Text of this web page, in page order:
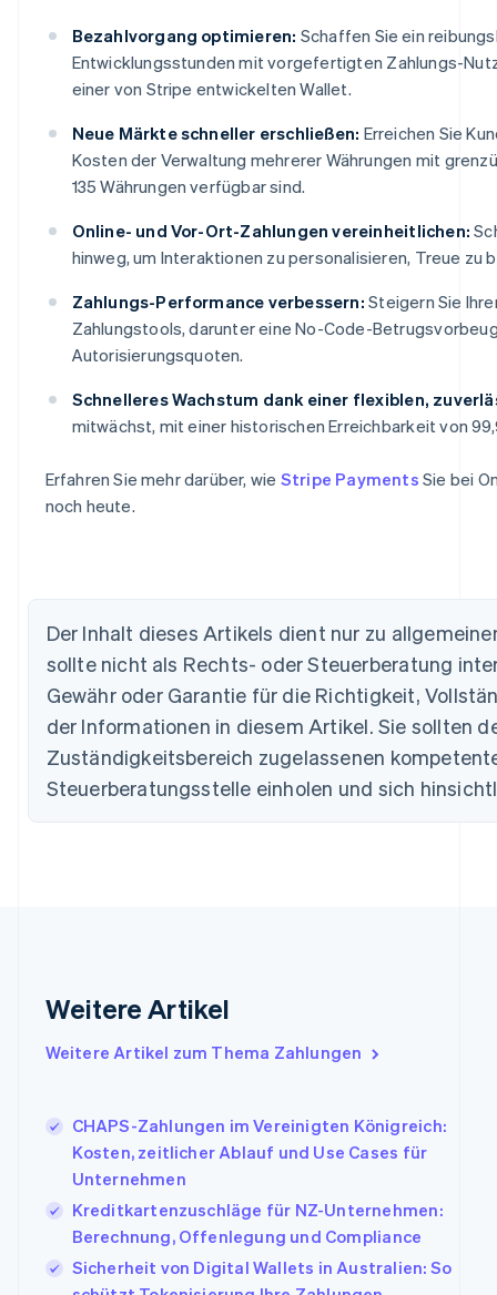
Bezahlvorgang optimieren: Schaffen Sie ein
Entwicklungsstunden mit vorgefertigten Zahlungs-
einer von Stripe entwickelten Wallet.
Neue Märkte schneller erschließen: Erreichen Sie
Kosten der Verwaltung mehrerer Währungen mit
135 Währungen verfügbar sind.
Online- und Vor-Ort-Zahlungen vereinheitlichen:
hinweg, um Interaktionen zu personalisieren, Treue zu
Zahlungs-Performance verbessern: Steigern Sie
Zahlungstools, darunter eine No-Code-
Autorisierungsquoten.
Schnelleres Wachstum dank einer flexiblen,
mitwächst, mit einer historischen Erreichbarkeit von
Erfahren Sie mehr darüber, wie Stripe Payments Sie bei
noch heute.
Der Inhalt dieses Artikels dient nur zu
sollte nicht als Rechts- oder Steuerberatung
Gewähr oder Garantie für die Richtigkeit,
der Informationen in diesem Artikel. Sie sollten
Zuständigkeitsbereich zugelassenen
Steuerberatungsstelle einholen und sich
Weitere Artikel
Weitere Artikel zum Thema Zahlungen
CHAPS-Zahlungen im Vereinigten Königreich:
Kosten, zeitlicher Ablauf und Use Cases für
Unternehmen
Kreditkartenzuschläge für NZ-Unternehmen:
Berechnung, Offenlegung und Compliance
Sicherheit von Digital Wallets in Australien: So
Belgien
Nederlands
English
Dänemark
English
Deutschland
DeutschEnglish
English
Festlandchina
简体中文 English
Finnland
EnglishSvenska
English
English
Japan
日本語 English
Kanada
EnglishFrançais
Kroatien
EnglishItaliano
English